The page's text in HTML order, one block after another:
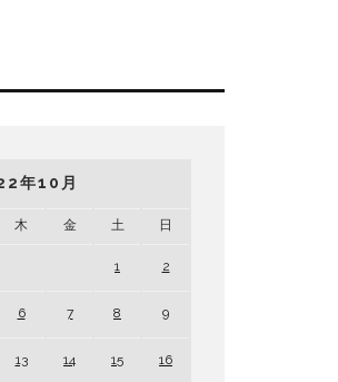
年10月
木 金 土 日
1 2
6 7 8 9
13 14 15 16